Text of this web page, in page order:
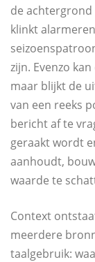
de achtergrond
klinkt
zijn. Evenzo
maar blijkt de
van een reeks
bericht af te
geraakt wordt
aanhoudt,
waarde te
Context
meerdere
taalgebruik: